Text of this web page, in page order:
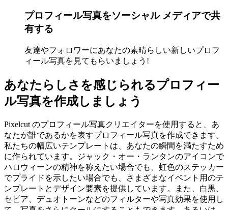
プロフィール写真をソーシャル メディアで共
有する
友達やフォロワーにあなたの素晴らしい新しいプロフ
ィール写真を見てもらいましょう !
あなたらしさを感じられるプロフィー
ル写真を作成しましょう
Pixelcut のプロフィール写真クリエイターを使用すると、あ
なたが誰であるかを表すプロフィール写真を作成できます。
私たちの幅広いテンプレートは、あなたの瞬間を満たすため
に作られています。ジャック・オー・ランタンのアイコンで
ハロウィーンの精神を称えたい場合でも、虹色のステッカー
でプライドを示したい場合でも、さまざまなイベント用のテ
ンプレートとデザイン要素を提供しています。また、白黒、
セピア、デュオトーンなどのフィルターや写真効果を使用し